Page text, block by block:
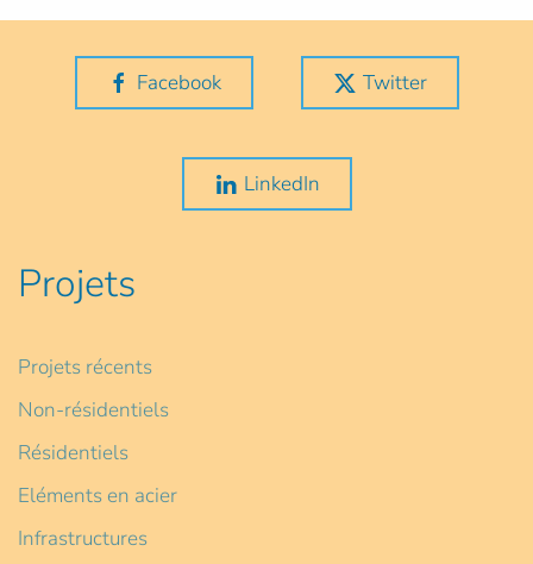
Facebook Twitter
LinkedIn
Projets
Projets récents
Non-résidentiels
Résidentiels
Eléments en acier
Infrastructures